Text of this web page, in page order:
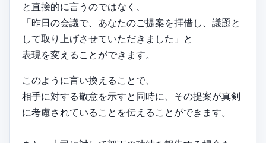
と直接的に言うのではなく、
「昨日の会議で、あなたのご提案を拝借し、議題と
して取り上げさせていただきました」と
表現を変えることができます。
このように言い換えることで、
相手に対する敬意を示すと同時に、その提案が真剣
に考慮されていることを伝えることができます。